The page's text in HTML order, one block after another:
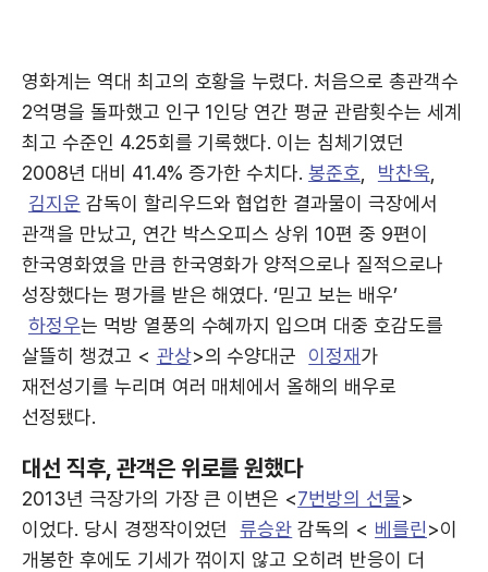
영화계는 역대 최고의 호황을 누렸다. 처음으로 총관객수
2억명을 돌파했고 인구 1인당 연간 평균 관람횟수는 세계
최고 수준인 4.25회를 기록했다. 이는 침체기였던
2008년 대비 41.4% 증가한 수치다.봉준호 박찬욱
김지운 감독이 할리우드와 협업한 결과물이 극장에서
관객을 만났고, 연간 박스오피스 상위 10편 중 9편이
한국영화였을 만큼 한국영화가 양적으로나 질적으로나
성장했다는 평가를 받은 해였다. ‘믿고 보는 배우’
하정우는 먹방 열풍의 수혜까지 입으며 대중 호감도를
살뜰히 챙겼고 < 관상>의 수양대군 이정재가
재전성기를 누리며 여러 매체에서 올해의 배우로
선정됐다.
대선 직후, 관객은 위로를 원했다
2013년 극장가의 가장 큰 이변은 <7번방의 선물>
이었다. 당시 경쟁작이었던
류승완 감독의 < 베를린>이
개봉한 후에도 기세가 꺾이지 않고 오히려 반응이 더